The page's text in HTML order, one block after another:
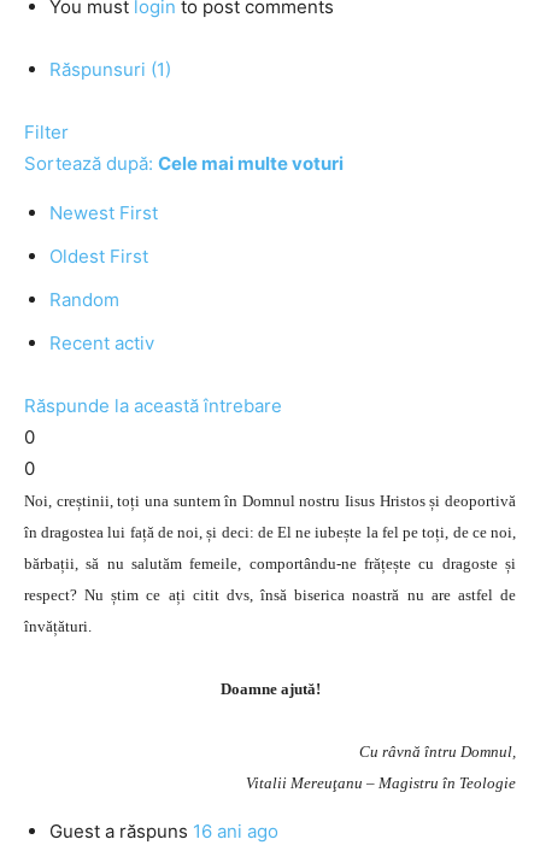
You must login to post comments
Răspunsuri (1)
Filter
Sortează după: Cele mai multe voturi
Newest First
Oldest First
Random
Recent activ
Răspunde la această întrebare
0
0
Noi, creștinii, toți una suntem în Domnul nostru Iisus Hristos și deoportivă
în dragostea lui față de noi, și deci: de El ne iubește la fel pe toți, de ce noi,
bărbații, să nu salutăm femeile, comportându-ne frățește cu dragoste și
respect? Nu știm ce ați citit dvs, însă biserica noastră nu are astfel de
învățături.
Doamne ajută!
Cu râvnă întru Domnul,
Vitalii Mereuţanu – Magistru în Teologie
Guest a răspuns 16 ani ago